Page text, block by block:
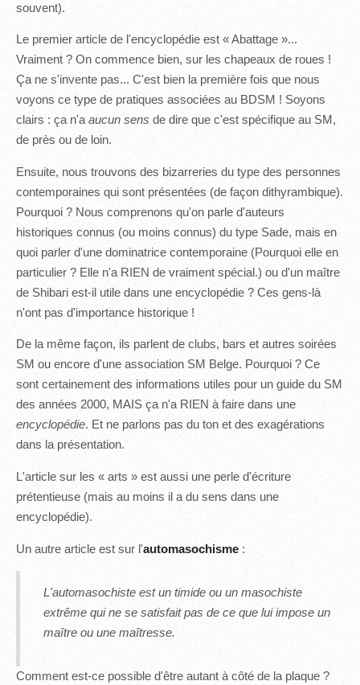
souvent).
Le premier article de l'encyclopédie est « Abattage »...
Vraiment ? On commence bien, sur les chapeaux de roues !
Ça ne s'invente pas... C'est bien la première fois que nous
voyons ce type de pratiques associées au BDSM ! Soyons
clairs : ça n'a aucun sens de dire que c'est spécifique au SM,
de près ou de loin.
Ensuite, nous trouvons des bizarreries du type des personnes
contemporaines qui sont présentées (de façon dithyrambique).
Pourquoi ? Nous comprenons qu'on parle d'auteurs
historiques connus (ou moins connus) du type Sade, mais en
quoi parler d'une dominatrice contemporaine (Pourquoi elle en
particulier ? Elle n'a RIEN de vraiment spécial.) ou d'un maître
de Shibari est-il utile dans une encyclopédie ? Ces gens-là
n'ont pas d'importance historique !
De la même façon, ils parlent de clubs, bars et autres soirées
SM ou encore d'une association SM Belge. Pourquoi ? Ce
sont certainement des informations utiles pour un guide du SM
des années 2000, MAIS ça n'a RIEN à faire dans une
encyclopédie. Et ne parlons pas du ton et des exagérations
dans la présentation.
L'article sur les « arts » est aussi une perle d'écriture
prétentieuse (mais au moins il a du sens dans une
encyclopédie).
Un autre article est sur l'automasochisme :
L'automasochiste est un timide ou un masochiste
extrême qui ne se satisfait pas de ce que lui impose un
maître ou une maîtresse.
Comment est-ce possible d'être autant à côté de la plaque ?